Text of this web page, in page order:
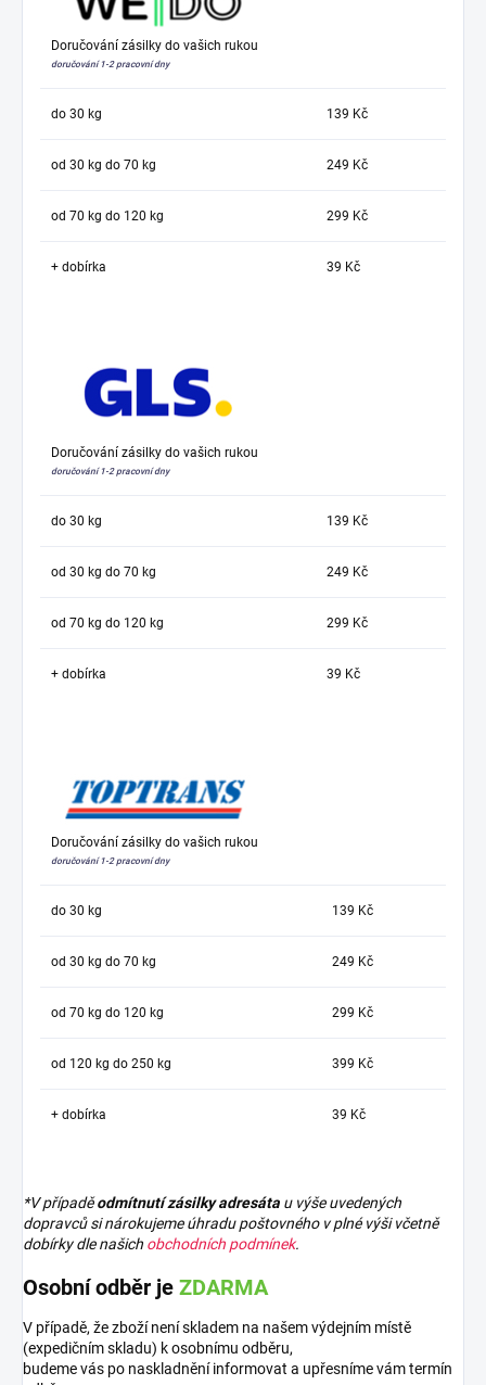
Doručování zásilky do vašich rukou
doručování 1-2 pracovní dny
do 30 kg 139 Kč
od 30 kg do 70 kg 249 Kč
od 70 kg do 120 kg 299 Kč
+ dobírka 39 Kč
Doručování zásilky do vašich rukou
doručování 1-2 pracovní dny
do 30 kg 139 Kč
od 30 kg do 70 kg 249 Kč
od 70 kg do 120 kg 299 Kč
+ dobírka 39 Kč
Doručování zásilky do vašich rukou
doručování 1-2 pracovní dny
do 30 kg 139 Kč
od 30 kg do 70 kg 249 Kč
od 70 kg do 120 kg 299 Kč
od 120 kg do 250 kg 399 Kč
+ dobírka 39 Kč
*V případěodmítnutí zásilky adresáta u výše uvedených
dopravců si nárokujeme úhradu poštovného v plné výši včetně
dobírky dle našich obchodních podmínek.
Osobní odběr je ZDARMA
V případě, že zboží není skladem na našem výdejním místě
(expedičním skladu) k osobnímu odběru,
budeme vás po naskladnění informovat a upřesníme vám termín